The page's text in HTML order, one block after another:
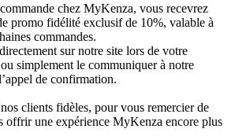
chez MyKenza, vous recevrez
promo fidélité exclusif de 10%, valable à
commandes.
sur notre site lors de votre
simplement le communiquer à notre
de confirmation.
clients fidèles, pour vous remercier de
offrir une expérience MyKenza encore plus